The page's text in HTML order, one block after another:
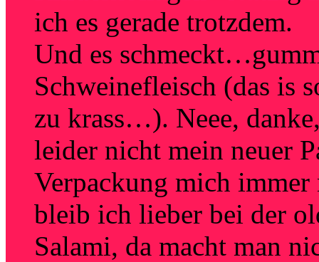
ich es gerade trotzdem.
Und es
Schweinefleisch (das is
zu krass…). Neee,
leider nicht mein neuer
Verpackung mich
bleib ich lieber bei der
Salami, da macht man